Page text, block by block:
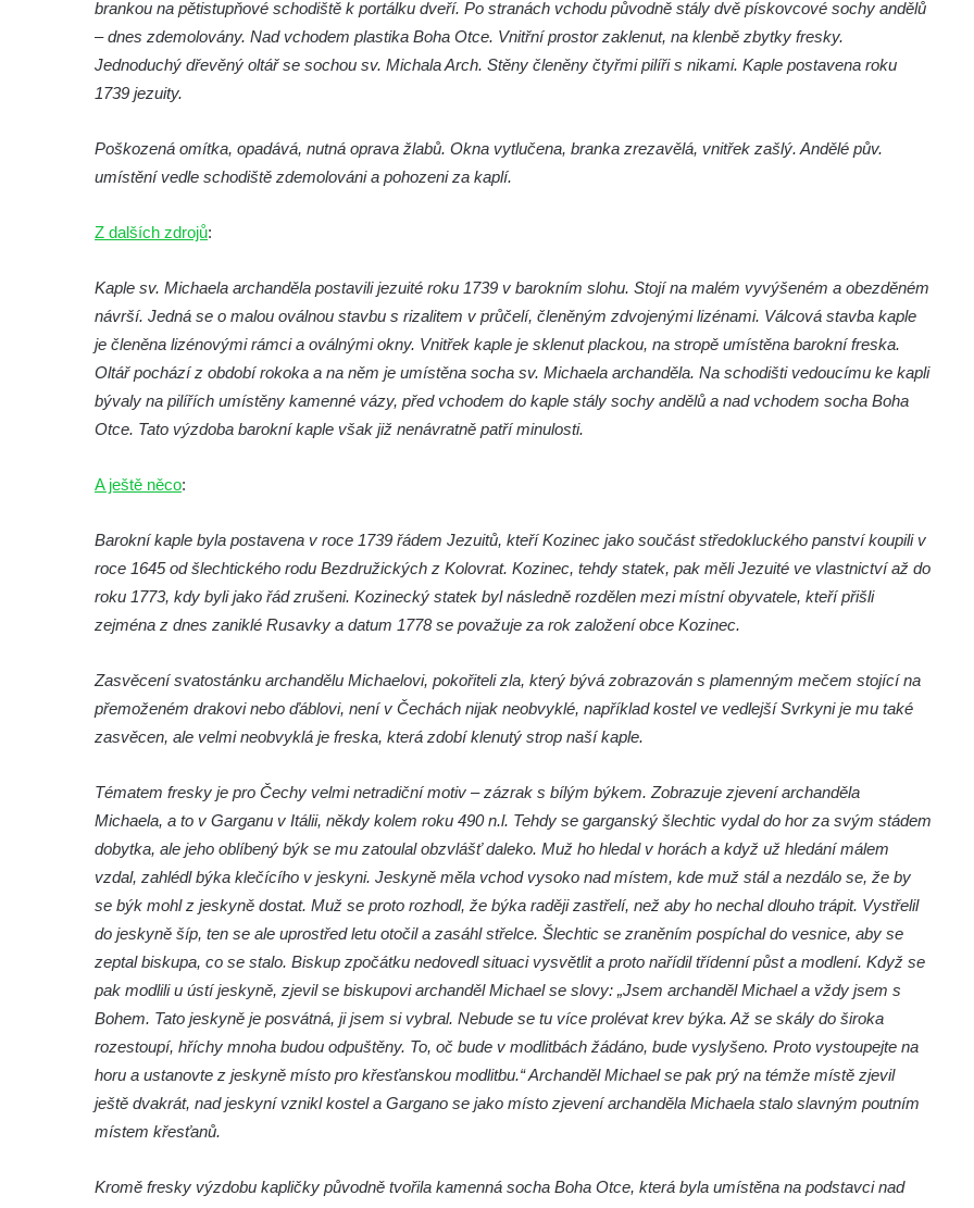
Herodesa
Křížová cesta Římov – XV. kaple – Malý
Pilát
Křížová cesta Římov – XIV. kaple – U
Křížová cesta Římov – XIII. kaple – U
Křížová cesta Římov – XII. kaple – Vodní
Křížová cesta Římov – XI. kaple – Ježíš
haněn a tupen
Křížová cesta Římov – X. kaple – U
Cedronu
Křížová cesta Římov – VIII. kaple – Kristus
Křížová cesta Římov – VII. kaple – Políbení
Jidášovo
Křížová cesta Římov – VI. kaple – Olivetská
hora (Getsemanská zahrada)
brána
Křížová cesta Římov – II. kaple – Poslední
večeře Páně
Křížová cesta Římov – I. kaple – Loučení
Ježíše s Pannou Marií
Márnice na hřbitově v Římově
Kaple Panny Marie v Horním Třeboníně
Kaple mezi Dolním Třebonínem a Horním
Třebonínem
Kaple v severní části Dolního Třebonína
Márnice na hřbitově v Rybniště
Kaple u kostela svatého Jiljí v Lužci nad
brankou na pětistupňové schodiště k portálku dveří. Po stranách vchodu původně stály dvě pískovcové sochy andělů
– dnes zdemolovány. Nad vchodem plastika Boha Otce. Vnitřní prostor zaklenut, na klenbě zbytky fresky.
Jednoduchý dřevěný oltář se sochou sv. Michala Arch. Stěny členěny čtyřmi pilíři s nikami. Kaple postavena roku
1739 jezuity.
Poškozená omítka, opadává, nutná oprava žlabů. Okna vytlučena, branka zrezavělá, vnitřek zašlý. Andělé pův.
umístění vedle schodiště zdemolováni a pohozeni za kaplí.
Z dalších zdrojů:
Kaple sv. Michaela archanděla postavili jezuité roku 1739 v barokním slohu. Stojí na malém vyvýšeném a obezděném
návrší. Jedná se o malou oválnou stavbu s rizalitem v průčelí, členěným zdvojenými lizénami. Válcová stavba kaple
je členěna lizénovými rámci a oválnými okny. Vnitřek kaple je sklenut plackou, na stropě umístěna barokní freska.
Oltář pochází z období rokoka a na něm je umístěna socha sv. Michaela archanděla. Na schodišti vedoucímu ke kapli
bývaly na pilířích umístěny kamenné vázy, před vchodem do kaple stály sochy andělů a nad vchodem socha Boha
Otce. Tato výzdoba barokní kaple však již nenávratně patří minulosti.
A ještě něco:
Barokní kaple byla postavena v roce 1739 řádem Jezuitů, kteří Kozinec jako součást středokluckého panství koupili v
roce 1645 od šlechtického rodu Bezdružických z Kolovrat. Kozinec, tehdy statek, pak měli Jezuité ve vlastnictví až do
roku 1773, kdy byli jako řád zrušeni. Kozinecký statek byl následně rozdělen mezi místní obyvatele, kteří přišli
zejména z dnes zaniklé Rusavky a datum 1778 se považuje za rok založení obce Kozinec.
Zasvěcení svatostánku archandělu Michaelovi, pokořiteli zla, který bývá zobrazován s plamenným mečem stojící na
přemoženém drakovi nebo ďáblovi, není v Čechách nijak neobvyklé, například kostel ve vedlejší Svrkyni je mu také
zasvěcen, ale velmi neobvyklá je freska, která zdobí klenutý strop naší kaple.
Tématem fresky je pro Čechy velmi netradiční motiv – zázrak s bílým býkem. Zobrazuje zjevení archanděla
Michaela, a to v Garganu v Itálii, někdy kolem roku 490 n.l. Tehdy se garganský šlechtic vydal do hor za svým stádem
dobytka, ale jeho oblíbený býk se mu zatoulal obzvlášť daleko. Muž ho hledal v horách a když už hledání málem
vzdal, zahlédl býka klečícího v jeskyni. Jeskyně měla vchod vysoko nad místem, kde muž stál a nezdálo se, že by
se býk mohl z jeskyně dostat. Muž se proto rozhodl, že býka raději zastřelí, než aby ho nechal dlouho trápit. Vystřelil
do jeskyně šíp, ten se ale uprostřed letu otočil a zasáhl střelce. Šlechtic se zraněním pospíchal do vesnice, aby se
zeptal biskupa, co se stalo. Biskup zpočátku nedovedl situaci vysvětlit a proto nařídil třídenní půst a modlení. Když se
pak modlili u ústí jeskyně, zjevil se biskupovi archanděl Michael se slovy: „Jsem archanděl Michael a vždy jsem s
Bohem. Tato jeskyně je posvátná, ji jsem si vybral. Nebude se tu více prolévat krev býka. Až se skály do široka
rozestoupí, hříchy mnoha budou odpuštěny. To, oč bude v modlitbách žádáno, bude vyslyšeno. Proto vystoupejte na
horu a ustanovte z jeskyně místo pro křesťanskou modlitbu.“ Archanděl Michael se pak prý na témže místě zjevil
ještě dvakrát, nad jeskyní vznikl kostel a Gargano se jako místo zjevení archanděla Michaela stalo slavným poutním
místem křesťanů.
Kromě fresky výzdobu kapličky původně tvořila kamenná socha Boha Otce, která byla umístěna na podstavci nad